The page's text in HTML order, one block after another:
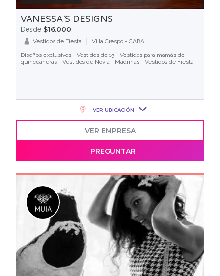
VANESSA´S DESIGNS
Desde $16.000
Vestidos de Fiesta
Villa Crespo - CABA
Diseños exclusivos - Vestidos de 15 - Vestidos para mamás de
quinceañeras - Vestidos de Novia - Madrinas - Vestidos de Fiesta
VER UBICACIÓN
VER EMPRESA
PREGUNTAR